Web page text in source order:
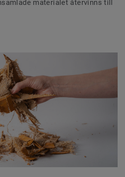
materialet återvinns till